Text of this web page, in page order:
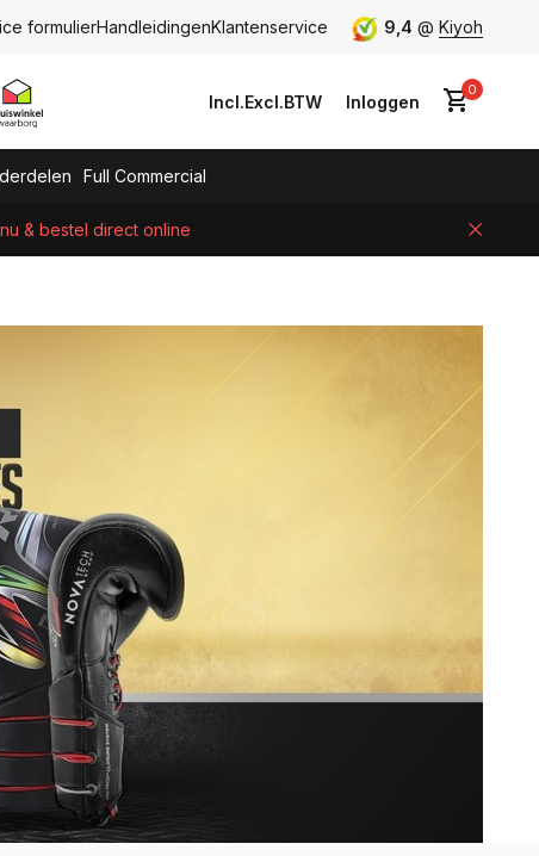
formulierHandleidingenKlantenservice 9,4 @ Kiyoh
Incl.Excl.BTW Inloggen
0
Full Commercial
& bestel direct online